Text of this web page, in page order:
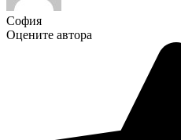
София
Оцените автора